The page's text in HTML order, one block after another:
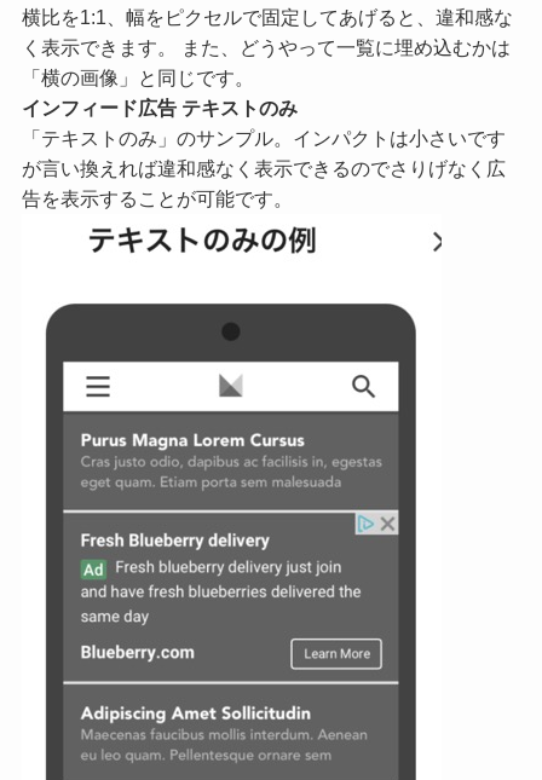
横比を1:1、幅をピクセルで固定してあげると、違和感な
く表示できます。 また、どうやって一覧に埋め込むかは
「横の画像」と同じです。
インフィード広告 テキストのみ
「テキストのみ」のサンプル。インパクトは小さいです
が言い換えれば違和感なく表示できるのでさりげなく広
告を表示することが可能です。